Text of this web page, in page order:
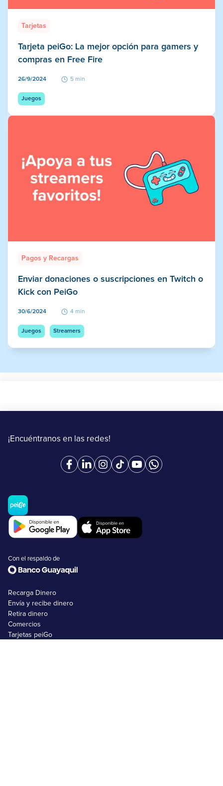
Tarjetas
Tarjeta peiGo: La mejor opción para gamers y
compras en Free Fire
26/9/2024 5 min
Juegos
Pagos y Recargas
Enviar donaciones o suscripciones en Twitch o
Kick con PeiGo
30/6/2024 4 min
Juegos Streamers
¡Encuéntranos en las redes!
Con el respaldo de
Recarga Dinero
Envía y recibe dinero
Retira dinero
Comercios
Tarjetas peiGo